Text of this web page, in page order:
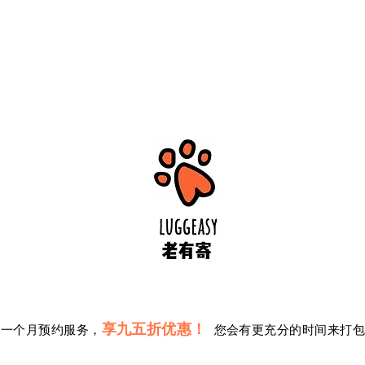
个月预约服务， 享九五折优惠！ 您会有更充分的时间来打